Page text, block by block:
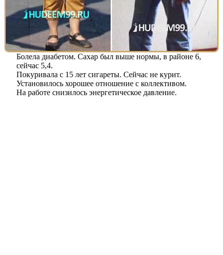
Болела диабетом. Сахар был выше нормы, в районе 6,
сейчас 5,4.
Покуривала с 15 лет сигареты. Сейчас не курит.
Установилось хорошее отношение с коллективом.
На работе снизилось энергетическое давление.